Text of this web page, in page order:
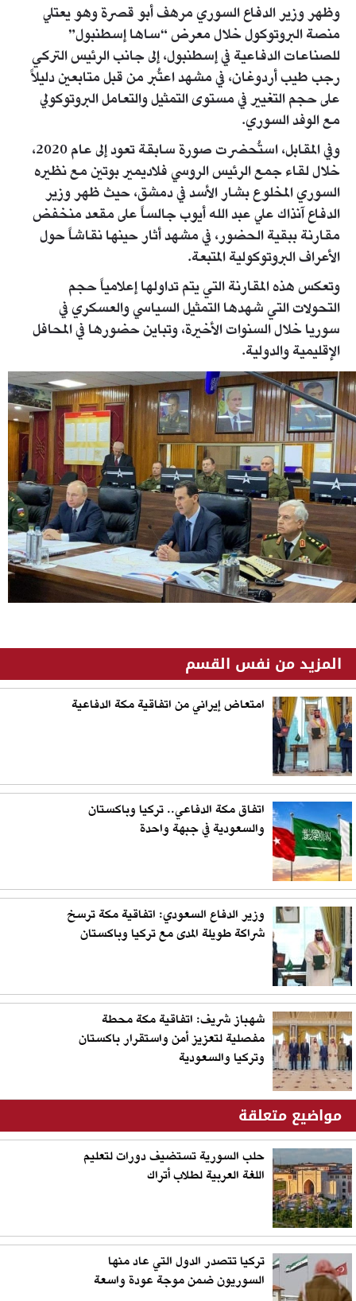
وظهر وزير الدفاع السوري مرهف أبو قصرة وهو يعتلي
منصة البروتوكول خلال معرض “ساها إسطنبول”
للصناعات الدفاعية في إسطنبول، إلى جانب الرئيس التركي
رجب طيب أردوغان، في مشهد اعتُبر من قبل متابعين دليلاً
على حجم التغيير في مستوى التمثيل والتعامل البروتوكولي
مع الوفد السوري.
وفي المقابل، استُحضرت صورة سابقة تعود إلى عام 2020،
خلال لقاء جمع الرئيس الروسي فلاديمير بوتين مع نظيره
السوري المخلوع بشار الأسد في دمشق، حيث ظهر وزير
الدفاع آنذاك علي عبد الله أيوب جالساً على مقعد منخفض
مقارنة ببقية الحضور، في مشهد أثار حينها نقاشاً حول
الأعراف البروتوكولية المتبعة.
وتعكس هذه المقارنة التي يتم تداولها إعلامياً حجم
التحولات التي شهدها التمثيل السياسي والعسكري في
سوريا خلال السنوات الأخيرة، وتباين حضورها في المحافل
الإقليمية والدولية.
362071-960249610.jpg
المزيد من نفس القسم
امتعاض إيراني من اتفاقية مكة الدفاعية
اتفاق مكة الدفاعي.. تركيا وباكستان
والسعودية في جبهة واحدة
وزير الدفاع السعودي: اتفاقية مكة ترسخ
شراكة طويلة المدى مع تركيا وباكستان
شهباز شريف: اتفاقية مكة محطة
مفصلية لتعزيز أمن واستقرار باكستان
وتركيا والسعودية
مواضيع متعلقة
حلب السورية تستضيف دورات لتعليم
اللغة العربية لطلاب أتراك
تركيا تتصدر الدول التي عاد منها
السوريون ضمن موجة عودة واسعة